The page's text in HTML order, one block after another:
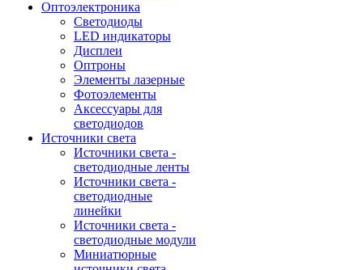
Oптоэлектроника
Светодиоды
LED индикаторы
Дисплеи
Оптроны
Элементы лазерные
Фотоэлементы
Аксессуары для
светодиодов
Источники света
Источники света -
светодиодные ленты
Источники света -
светодиодные
линейки
Источники света -
светодиодные модули
Миниатюрные